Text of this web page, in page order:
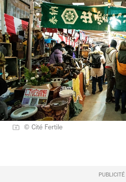
© Cité Fertile
PUBLICITÉ